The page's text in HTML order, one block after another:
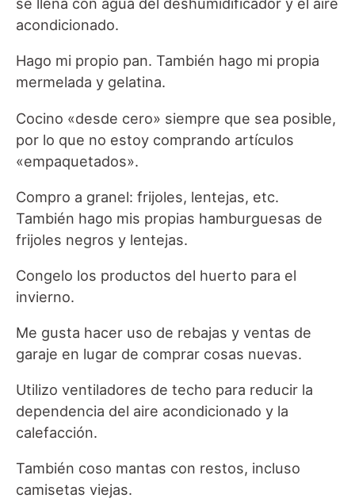
acondicionado.
Hago mi propio pan. También hago mi propia
mermelada y gelatina.
Cocino «desde cero» siempre que sea posible,
por lo que no estoy comprando artículos
«empaquetados».
Compro a granel: frijoles, lentejas, etc.
También hago mis propias hamburguesas de
frijoles negros y lentejas.
Congelo los productos del huerto para el
invierno.
Me gusta hacer uso de rebajas y ventas de
garaje en lugar de comprar cosas nuevas.
Utilizo ventiladores de techo para reducir la
dependencia del aire acondicionado y la
calefacción.
También coso mantas con restos, incluso
camisetas viejas.